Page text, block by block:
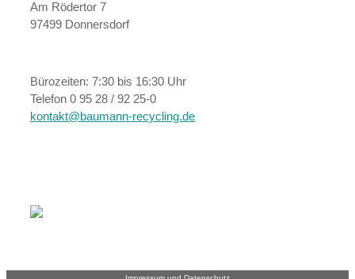
Am Rödertor 7
97499 Donnersdorf
Bürozeiten: 7:30 bis 16:30 Uhr
Telefon 0 95 28 / 92 25-0
kontakt@baumann-recycling.de